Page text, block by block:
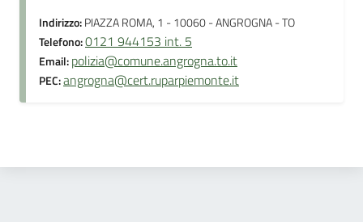
Indirizzo:PIAZZA ROMA, 1 - 10060 - ANGROGNA - TO
Telefono:0121 944153 int. 5
Email:polizia@comune.angrogna.to.it
PEC:angrogna@cert.ruparpiemonte.it